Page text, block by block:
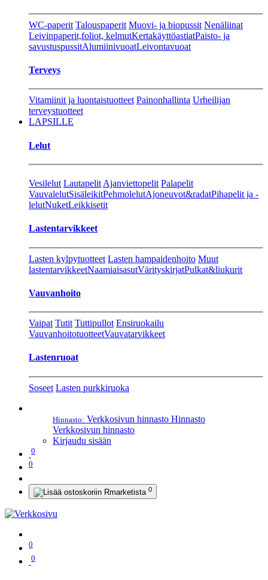
WC-paperit Talouspaperit Muovi- ja biopussit Nenäliinat
Leivinpaperit,foliot, kelmutKertakäyttöastiatPaisto- ja
savustuspussitAlumiinivuoatLeivontavuoat
Terveys
Vitamiinit ja luontaistuotteet Painonhallinta Urheilijan
terveystuotteet
LAPSILLE
Lelut
Vesilelut Lautapelit Ajanviettopelit Palapelit
VauvalelutSisäleikitPehmolelutAjoneuvot&radatPihapelit ja -
lelutNuketLeikkisetit
Lastentarvikkeet
Lasten kylpytuotteet Lasten hampaidenhoito Muut
lastentarvikkeetNaamiaisasutVärityskirjatPulkat&liukurit
Vauvanhoito
Vaipat Tutit Tuttipullot Ensiruokailu
VauvanhoitotuotteetVauvatarvikkeet
Lastenruoat
Soseet Lasten purkkiruoka
Hinnasto: Verkkosivun hinnasto Hinnasto
Verkkosivun hinnasto
Kirjaudu sisään
0
0
0
0
0